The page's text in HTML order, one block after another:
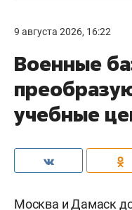
9 августа 2026, 16:22
Военные
учебные
Москва и Дамаск